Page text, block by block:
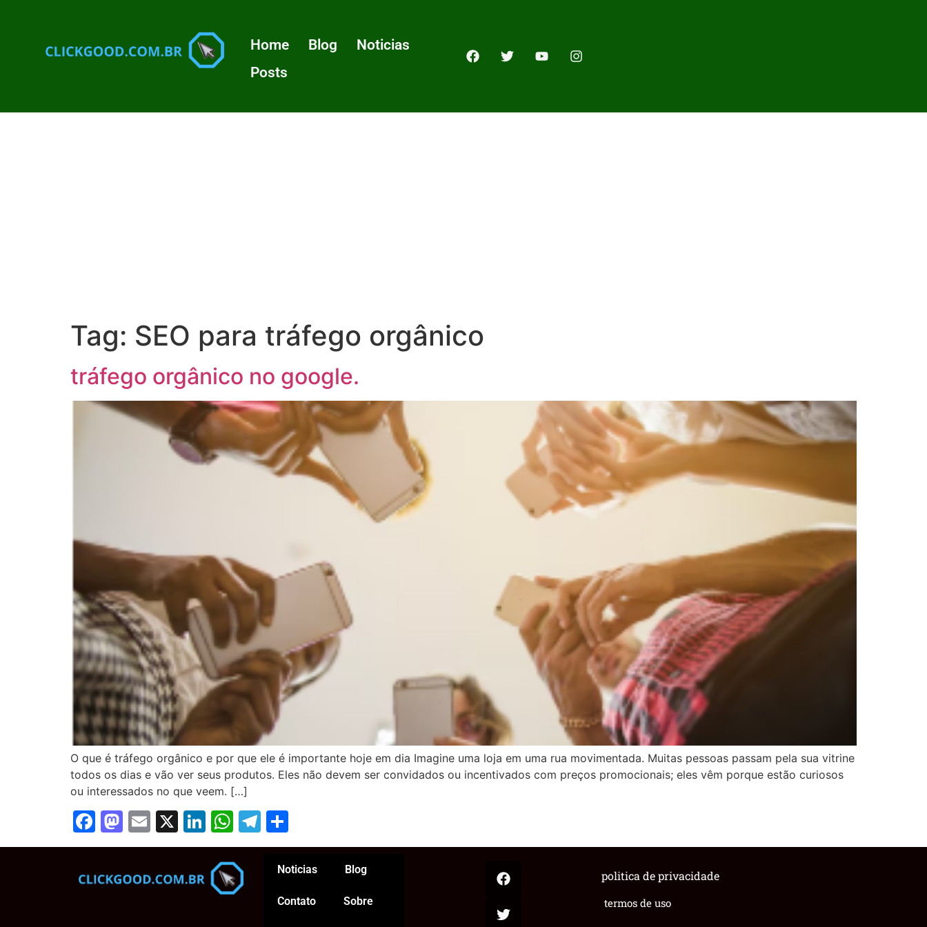
Home Blog
Noticias
Posts
Tag: SEO para tráfego orgânico
tráfego orgânico no google.
O que é tráfego orgânico e por que ele é importante hoje em dia Imagine uma loja em uma rua movimentada. Muitas pessoas passam pela sua vitrine
todos os dias e vão ver seus produtos. Eles não devem ser convidados ou incentivados com preços promocionais; eles vêm porque estão curiosos
ou interessados no que veem. […]
Facebook
Mastodon
Email
X LinkedIn
WhatsApp
Telegram
Noticias Blog
Contato Sobre termos de uso
politica de privacidade